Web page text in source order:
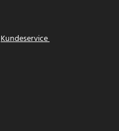
Kundeservice